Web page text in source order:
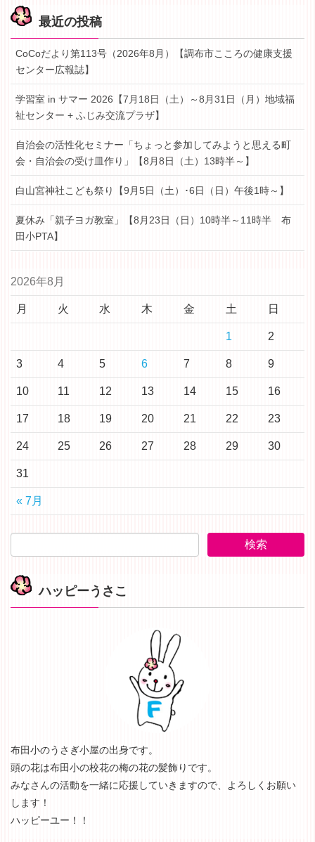
最近の投稿
CoCoだより第113号（2026年8月）【調布市こころの健康支援
センター広報誌】
学習室 in サマー 2026【7月18日（土）～8月31日（月）地域福
祉センター + ふじみ交流プラザ】
自治会の活性化セミナー「ちょっと参加してみようと思える町
会・自治会の受け皿作り」【8月8日（土）13時半～】
白山宮神社こども祭り【9月5日（土）･6日（日）午後1時～】
夏休み「親子ヨガ教室」【8月23日（日）10時半～11時半 布
田小PTA】
2026年8月
月 火 水 木 金 土 日
« 7月
1 2
3 4 5 6 7 8 9
10 11 12 13 14 15 16
17 18 19 20 21 22 23
24 25 26 27 28 29 30
31
ハッピーうさこ
布田小のうさぎ小屋の出身です。
頭の花は布田小の校花の梅の花の髪飾りです。
みなさんの活動を一緒に応援していきますので、よろしくお願い
します！
ハッピーユー！！